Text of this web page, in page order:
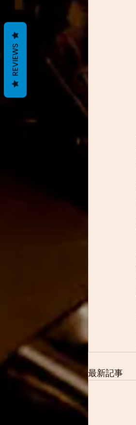
最新記事
REVIEWS